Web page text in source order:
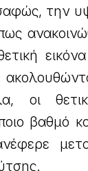
σαφώς, την
οι
βαθμό
ανέφερε